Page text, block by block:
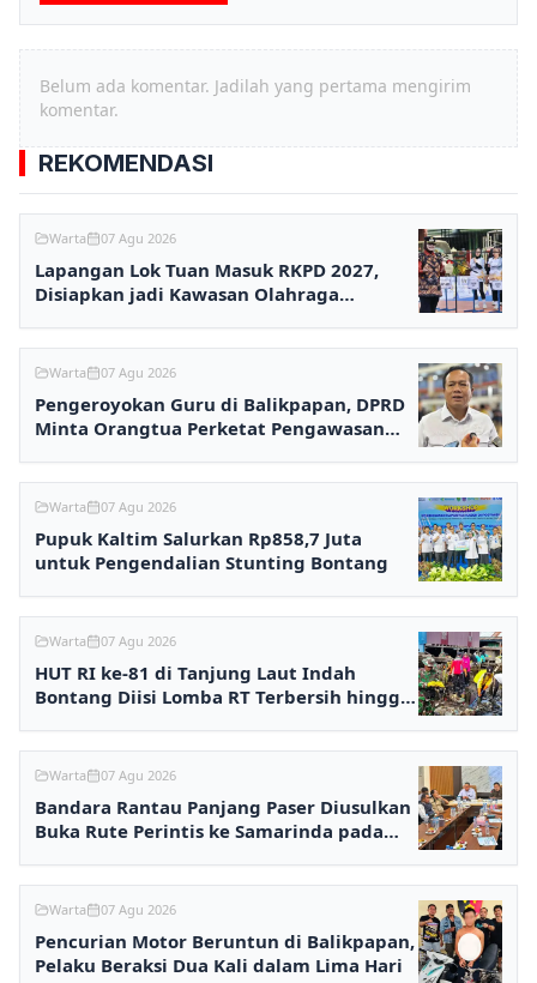
Belum ada komentar. Jadilah yang pertama mengirim
komentar.
REKOMENDASI
Warta 07 Agu 2026
Lapangan Lok Tuan Masuk RKPD 2027,
Disiapkan jadi Kawasan Olahraga
Warta 07 Agu 2026
Pengeroyokan Guru di Balikpapan, DPRD
Minta Orangtua Perketat Pengawasan
Warta 07 Agu 2026
Pupuk Kaltim Salurkan Rp858,7 Juta
untuk Pengendalian Stunting Bontang
Warta 07 Agu 2026
HUT RI ke-81 di Tanjung Laut Indah
Bontang Diisi Lomba RT Terbersih hingga
Warta 07 Agu 2026
Bandara Rantau Panjang Paser Diusulkan
Buka Rute Perintis ke Samarinda pada
Warta 07 Agu 2026
Pencurian Motor Beruntun di Balikpapan,
Pelaku Beraksi Dua Kali dalam Lima Hari